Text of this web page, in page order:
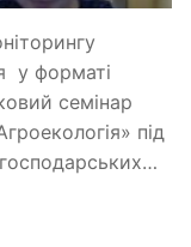
у форматі
семінар
під